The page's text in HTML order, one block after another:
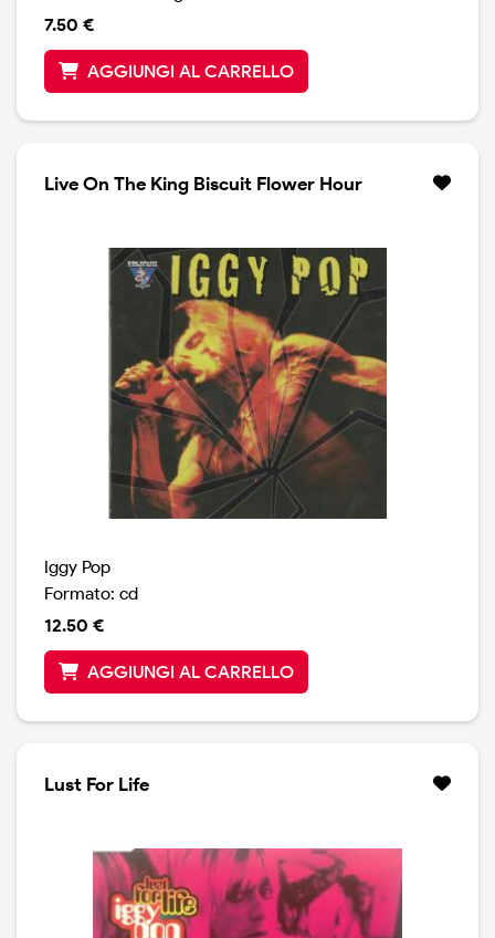
7.50 €
AGGIUNGI AL CARRELLO
Live On The King Biscuit Flower Hour
Iggy Pop
Formato: cd
12.50 €
AGGIUNGI AL CARRELLO
Lust For Life